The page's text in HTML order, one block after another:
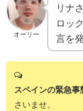
オーリー
リナ
ロッ
言を
スペインの緊急事
さいませ。